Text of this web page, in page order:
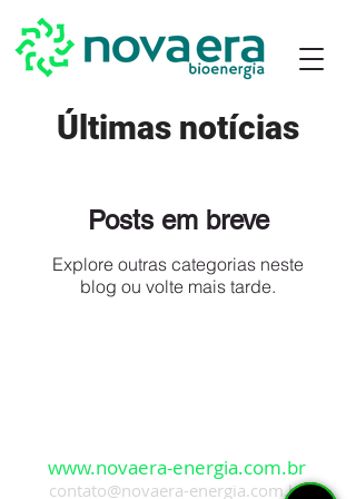
Últimas notícias
Posts em breve
Explore outras categorias neste
blog ou volte mais tarde.
www.novaera-energia.com.br
contato@novaera-energia.com.br